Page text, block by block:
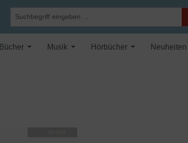
Bücher Musik Hörbücher Neuheiten